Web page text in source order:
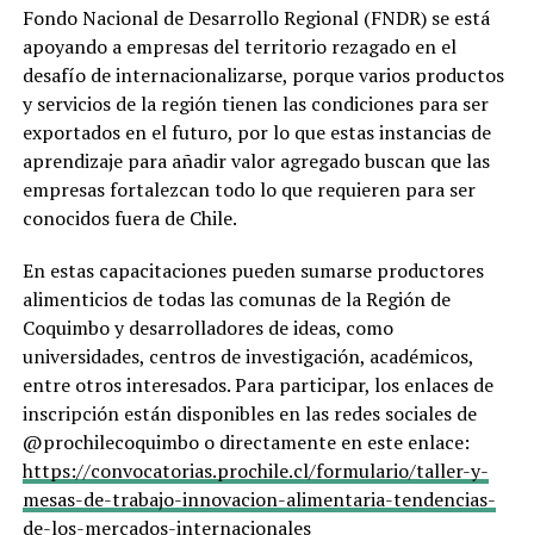
Fondo Nacional de Desarrollo Regional (FNDR) se está
apoyando a empresas del territorio rezagado en el
desafío de internacionalizarse, porque varios productos
y servicios de la región tienen las condiciones para ser
exportados en el futuro, por lo que estas instancias de
aprendizaje para añadir valor agregado buscan que las
empresas fortalezcan todo lo que requieren para ser
conocidos fuera de Chile.
En estas capacitaciones pueden sumarse productores
alimenticios de todas las comunas de la Región de
Coquimbo y desarrolladores de ideas, como
universidades, centros de investigación, académicos,
entre otros interesados. Para participar, los enlaces de
inscripción están disponibles en las redes sociales de
@prochilecoquimbo o directamente en este enlace:
https://convocatorias.prochile.cl/formulario/taller-y-
mesas-de-trabajo-innovacion-alimentaria-tendencias-
de-los-mercados-internacionales